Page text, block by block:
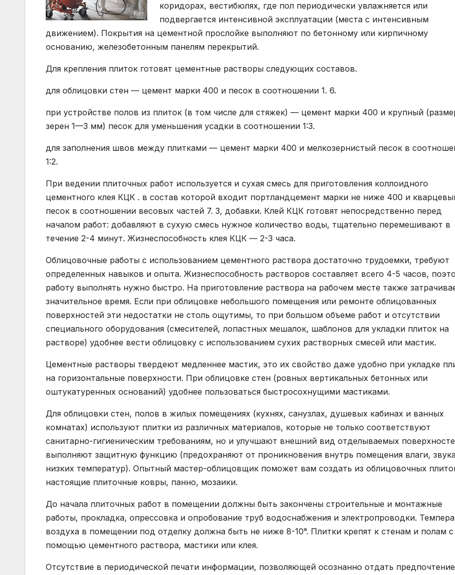
коридорах, вестибюлях, где пол периодически увлажняется или
подвергается интенсивной эксплуатации (места с интенсивным
движением). Покрытия на цементной прослойке выполняют по бетонному или кирпичному
основанию, железобетонным панелям перекрытий.
Для крепления плиток готовят цементные растворы следующих составов.
для облицовки стен — цемент марки 400 и песок в соотношении 1. 6.
при устройстве полов из плиток (в том числе для стяжек) — цемент марки 400 и крупный
зерен 1—3 мм) песок для уменьшения усадки в соотношении 1:3.
для заполнения швов между плитками — цемент марки 400 и мелкозернистый песок в
1:2.
При ведении плиточных работ используется и сухая смесь для приготовления коллоидного
цементного клея КЦК . в состав которой входит портландцемент марки не ниже 400 и
песок в соотношении весовых частей 7. 3, добавки. Клей КЦК готовят непосредственно перед
началом работ: добавляют в сухую смесь нужное количество воды, тщательно перемешивают в
течение 2-4 минут. Жизнеспособность клея КЦК — 2-3 часа.
Облицовочные работы с использованием цементного раствора достаточно трудоемки, требуют
определенных навыков и опыта. Жизнеспособность растворов составляет всего 4-5 часов,
работу выполнять нужно быстро. На приготовление раствора на рабочем месте также
значительное время. Если при облицовке небольшого помещения или ремонте облицованных
поверхностей эти недостатки не столь ощутимы, то при большом объеме работ и отсутствии
специального оборудования (смесителей, лопастных мешалок, шаблонов для укладки плиток на
растворе) удобнее вести облицовку с использованием сухих растворных смесей или мастик.
Цементные растворы твердеют медленнее мастик, это их свойство даже удобно при укладке
на горизонтальные поверхности. При облицовке стен (ровных вертикальных бетонных или
оштукатуренных оснований) удобнее пользоваться быстросохнущими мастиками.
Для облицовки стен, полов в жилых помещениях (кухнях, санузлах, душевых кабинах и ванных
комнатах) используют плитки из различных материалов, которые не только соответствуют
санитарно-гигиеническим требованиям, но и улучшают внешний вид отделываемых
выполняют защитную функцию (предохраняют от проникновения внутрь помещения влаги,
низких температур). Опытный мастер-облицовщик поможет вам создать из облицовочных
настоящие плиточные ковры, панно, мозаики.
До начала плиточных работ в помещении должны быть закончены строительные и монтажные
работы, прокладка, опрессовка и опробование труб водоснабжения и электропроводки.
воздуха в помещении под отделку должна быть не ниже 8-10°. Плитки крепят к стенам и полам с
помощью цементного раствора, мастики или клея.
Отсутствие в периодической печати информации, позволяющей осознанно отдать